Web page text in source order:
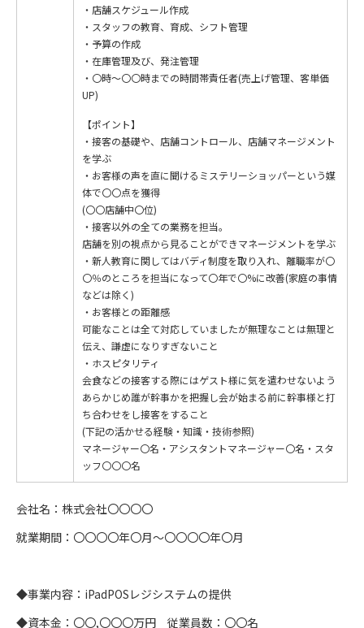
・店舗スケジュール作成
・スタッフの教育、育成、シフト管理
・予算の作成
・在庫管理及び、発注管理
・〇時～〇〇時までの時間帯責任者(売上げ管理、客単価
UP)
【ポイント】
・接客の基礎や、店舗コントロール、店舗マネージメント
を学ぶ
・お客様の声を直に聞けるミステリーショッパーという媒
体で〇〇点を獲得
(〇〇店舗中〇位)
・接客以外の全ての業務を担当。
店舗を別の視点から見ることができマネージメントを学ぶ
・新人教育に関してはバディ制度を取り入れ、離職率が〇
〇％のところを担当になって〇年で〇%に改善(家庭の事情
などは除く)
・お客様との距離感
可能なことは全て対応していましたが無理なことは無理と
伝え、謙虚になりすぎないこと
・ホスピタリティ
会食などの接客する際にはゲスト様に気を遣わせないよう
あらかじめ誰が幹事かを把握し会が始まる前に幹事様と打
ち合わせをし接客をすること
(下記の活かせる経験・知識・技術参照)
マネージャー〇名・アシスタントマネージャー〇名・スタ
ッフ〇〇〇名
会社名：株式会社〇〇〇〇
就業期間：〇〇〇〇年〇月〜〇〇〇〇年〇月
◆事業内容：iPadPOSレジシステムの提供
◆資本金：〇〇,〇〇〇万円 従業員数：〇〇名